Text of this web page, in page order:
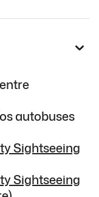
autobuses
Sightseeing
Sightseeing